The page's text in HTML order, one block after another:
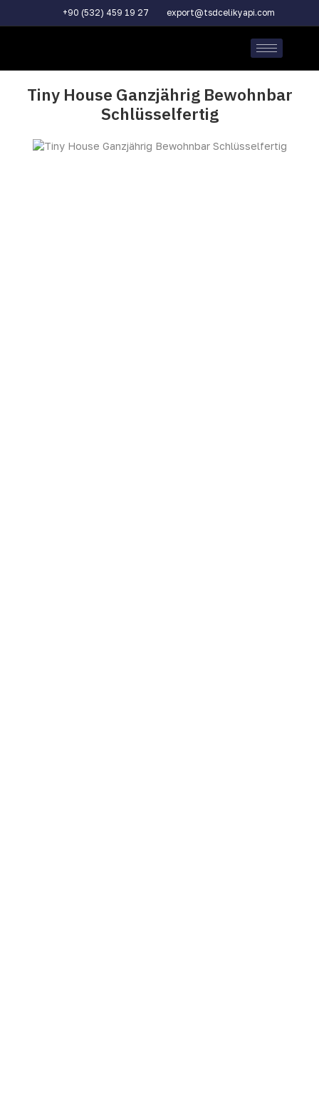
+90 (532) 459 19 27 export@tsdcelikyapi.com
Tiny House Ganzjährig Bewohnbar
Schlüsselfertig